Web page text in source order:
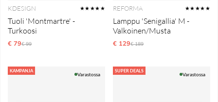
KDESIGN ★★★★★
Tuoli 'Montmartre' -
Turkoosi
€ 79Normaali hinta
€ 99
REFORMA ★★★★★
Lamppu 'Senigallia' M -
Valkoinen/Musta
€ 129Normaali hinta
€ 189
KAMPANJA
Varastossa
SUPER DEALS
Varastossa